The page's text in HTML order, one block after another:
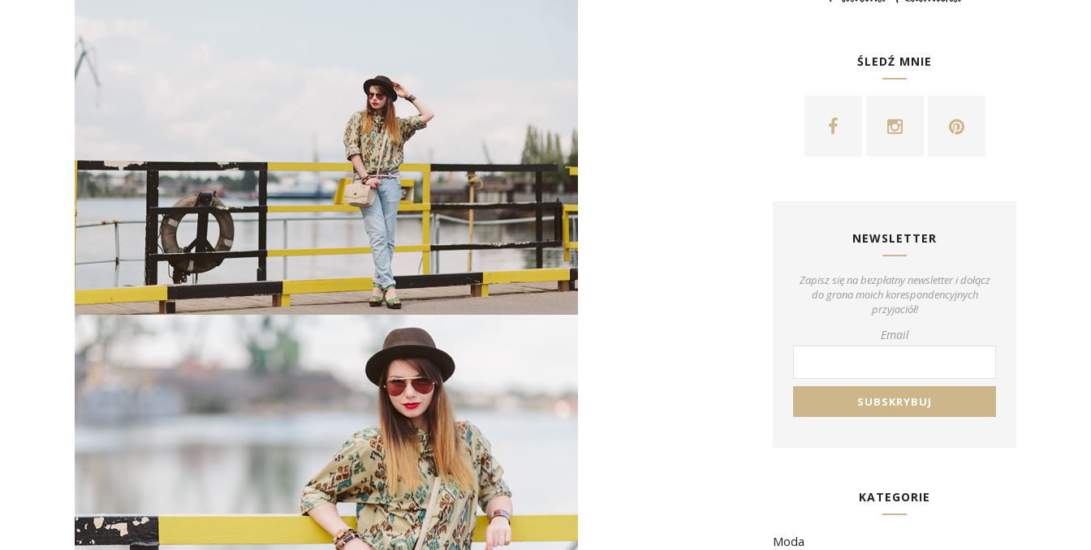
ŚLEDŹ MNIE
NEWSLETTER
Zapisz się na bezpłatny newsletter i dołącz
do grona moich korespondencyjnych
przyjaciół!
Email
KATEGORIE
Moda